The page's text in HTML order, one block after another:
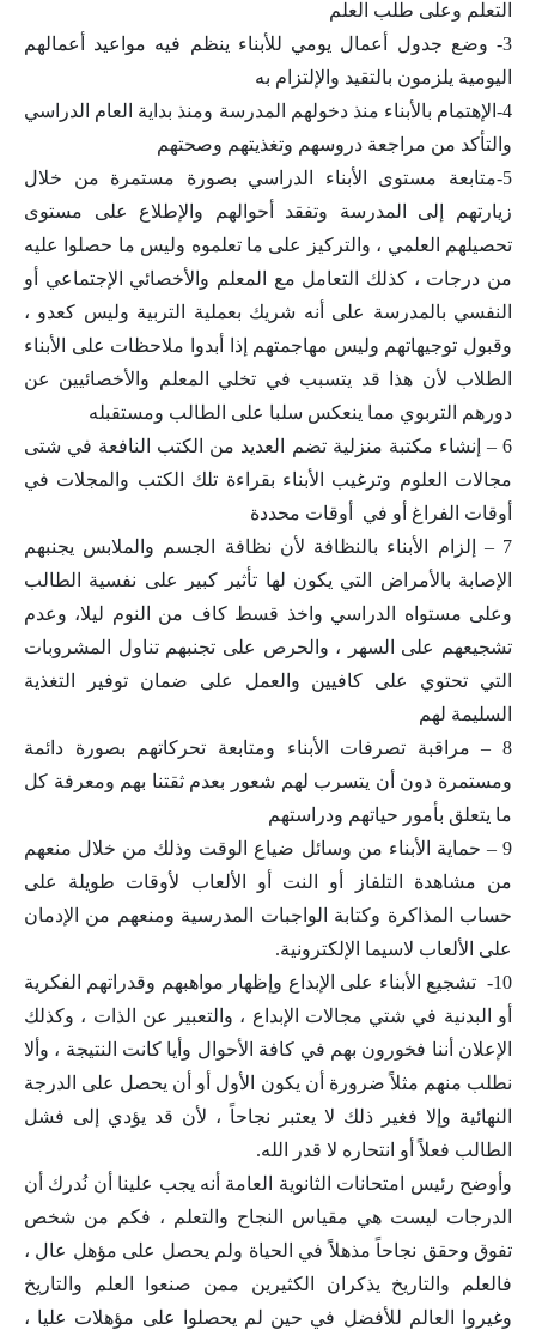
التعلم وعلى طلب العلم
3- وضع جدول أعمال يومي للأبناء ينظم فيه مواعيد أعمالهم
اليومية يلزمون بالتقيد والإلتزام به
4-الإهتمام بالأبناء منذ دخولهم المدرسة ومنذ بداية العام الدراسي
والتأكد من مراجعة دروسهم وتغذيتهم وصحتهم
5-متابعة مستوى الأبناء الدراسي بصورة مستمرة من خلال
زيارتهم إلى المدرسة وتفقد أحوالهم والإطلاع على مستوى
تحصيلهم العلمي ، والتركيز على ما تعلموه وليس ما حصلوا عليه
من درجات ، كذلك التعامل مع المعلم والأخصائي الإجتماعي أو
النفسي بالمدرسة على أنه شريك بعملية التربية وليس كعدو ،
وقبول توجيهاتهم وليس مهاجمتهم إذا أبدوا ملاحظات على الأبناء
الطلاب لأن هذا قد يتسبب في تخلي المعلم والأخصائيين عن
دورهم التربوي مما ينعكس سلبا على الطالب ومستقبله
6 – إنشاء مكتبة منزلية تضم العديد من الكتب النافعة في شتى
مجالات العلوم وترغيب الأبناء بقراءة تلك الكتب والمجلات في
أوقات الفراغ أو في أوقات محددة
7 – إلزام الأبناء بالنظافة لأن نظافة الجسم والملابس يجنبهم
الإصابة بالأمراض التي يكون لها تأثير كبير على نفسية الطالب
وعلى مستواه الدراسي واخذ قسط كاف من النوم ليلا، وعدم
تشجيعهم على السهر ، والحرص على تجنبهم تناول المشروبات
التي تحتوي على كافيين والعمل على ضمان توفير التغذية
السليمة لهم
8 – مراقبة تصرفات الأبناء ومتابعة تحركاتهم بصورة دائمة
ومستمرة دون أن يتسرب لهم شعور بعدم ثقتنا بهم ومعرفة كل
ما يتعلق بأمور حياتهم ودراستهم
9 – حماية الأبناء من وسائل ضياع الوقت وذلك من خلال منعهم
من مشاهدة التلفاز أو النت أو الألعاب لأوقات طويلة على
حساب المذاكرة وكتابة الواجبات المدرسية ومنعهم من الإدمان
على الألعاب لاسيما الإلكترونية.
10- تشجيع الأبناء على الإبداع وإظهار مواهبهم وقدراتهم الفكرية
أو البدنية في شتي مجالات الإبداع ، والتعبير عن الذات ، وكذلك
الإعلان أننا فخورون بهم في كافة الأحوال وأيا كانت النتيجة ، وألا
نطلب منهم مثلاً ضرورة أن يكون الأول أو أن يحصل على الدرجة
النهائية وإلا فغير ذلك لا يعتبر نجاحاً ، لأن قد يؤدي إلى فشل
الطالب فعلاً أو انتحاره لا قدر الله.
وأوضح رئيس امتحانات الثانوية العامة أنه يجب علينا أن نُدرك أن
الدرجات ليست هي مقياس النجاح والتعلم ، فكم من شخص
تفوق وحقق نجاحاً مذهلاً في الحياة ولم يحصل على مؤهل عال ،
فالعلم والتاريخ يذكران الكثيرين ممن صنعوا العلم والتاريخ
وغيروا العالم للأفضل في حين لم يحصلوا على مؤهلات عليا ،